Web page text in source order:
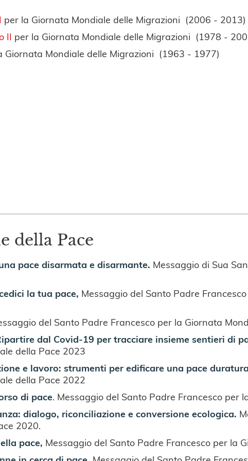
per la Giornata Mondiale delle Migrazioni (2006 - 2013)
II per la Giornata Mondiale delle Migrazioni (1978 -
Giornata Mondiale delle Migrazioni (1963 - 1977)
della Pace
pace disarmata e disarmante. Messaggio di Sua
la tua pace, Messaggio del Santo Padre
del Santo Padre Francesco per la Giornata
dal Covid-19 per tracciare insieme sentieri di
della Pace 2023
e lavoro: strumenti per edificare una pace
della Pace 2022
di pace. Messaggio del Santo Padre Francesco per
dialogo, riconciliazione e conversione ecologica.
2020.
pace, Messaggio del Santo Padre Francesco per la